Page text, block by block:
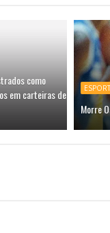
como
em carteiras de
Morre